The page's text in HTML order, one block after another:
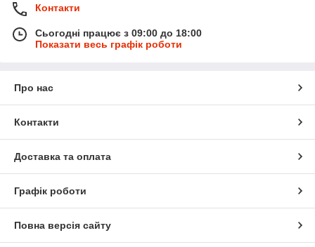
Контакти
Сьогодні працює з 09:00 до 18:00
Показати весь графік роботи
Про нас
Контакти
Доставка та оплата
Графік роботи
Повна версія сайту